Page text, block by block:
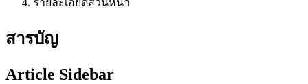
รายละเอียดส่วนหน้า
สารบัญ
Article Sidebar